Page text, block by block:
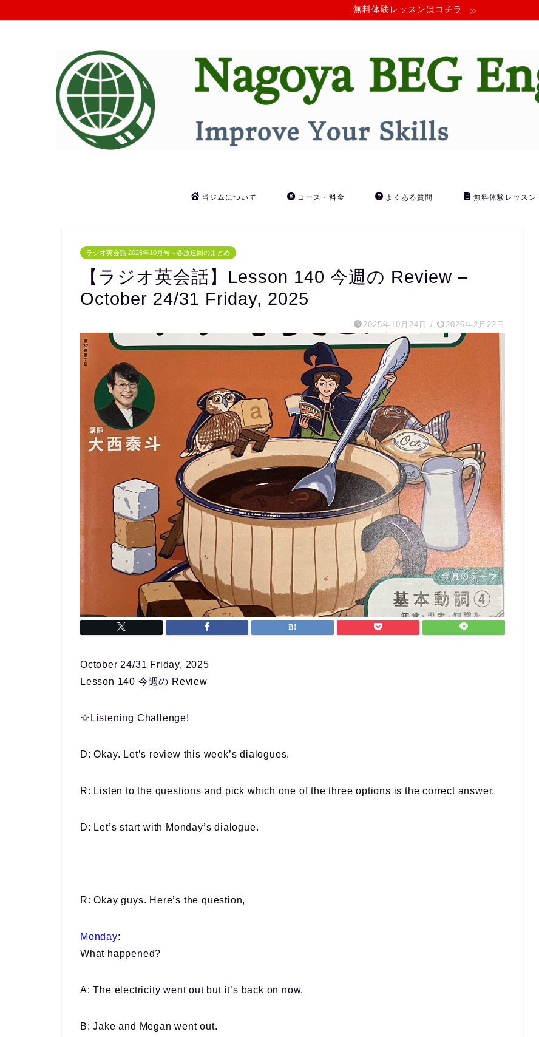
無料体験レッスンはコチラ
当ジムについて コース・料金 よくある質問 無料体験レッスン
ラジオ英会話 2025年10月号～各放送回のまとめ
【ラジオ英会話】Lesson 140 今週の Review –
October 24/31 Friday, 2025
2025年10月24日 / 2026年2月22日
October 24/31 Friday, 2025
Lesson 140 今週の Review
☆ Listening Challenge!
D: Okay. Let’s review this week’s dialogues.
R: Listen to the questions and pick which one of the three options is the correct answer.
D: Let’s start with Monday’s dialogue.
R: Okay guys. Here’s the question,
Monday:
What happened?
A: The electricity went out but it’s back on now.
B: Jake and Megan went out.
m s
完全個別指導で宿題を出して
くれ、宿題チェックから授業
の内容まで相談しながら進め
ていただき、まさに求めてい
たスクールでした。
外国人講師とzoomで繋いだ
レッスンもしていただき、そ
の文字起こしを資料としてい
ただけるので復習にも役立ち
ます。
毎週相談しながら進めるので
なんとか仕事と両立すること
ができました。
英会話など目標がある方、サ
ポートを受けながら進めたい
方におすすめです！